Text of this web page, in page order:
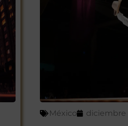
México diciembre